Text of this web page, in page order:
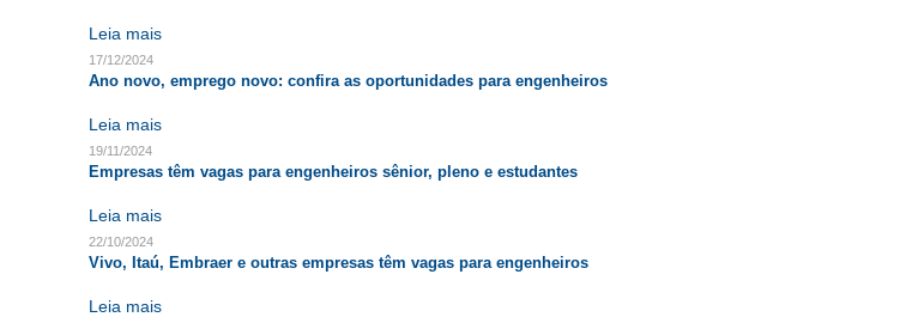
Leia mais
17/12/2024
Ano novo, emprego novo: confira as oportunidades para engenheiros
Leia mais
19/11/2024
Empresas têm vagas para engenheiros sênior, pleno e estudantes
Leia mais
22/10/2024
Vivo, Itaú, Embraer e outras empresas têm vagas para engenheiros
Leia mais